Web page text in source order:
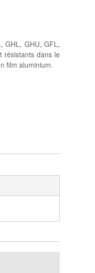
GHL, GHU, GFL,
résistants dans le
film aluminium.